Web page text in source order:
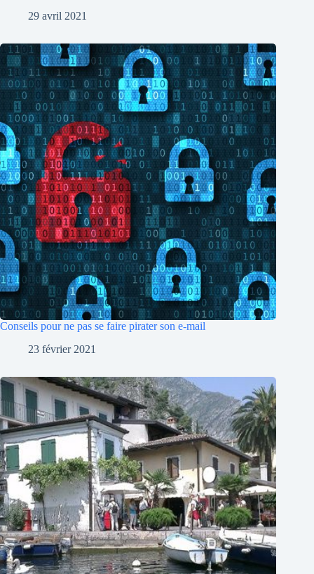
29 avril 2021
Conseils pour ne pas se faire pirater son e-mail
23 février 2021